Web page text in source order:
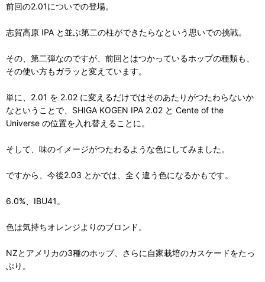
前回の2.01についでの登場。
志賀高原 IPA と並ぶ第二の柱ができたらなという思いでの挑戦。
その、第二弾なのですが、前回とはつかっているホップの種類も、
その使い方もガラッと変えています。
単に、2.01 を 2.02 に変えるだけではそのあたりがつたわらないか
なということで、SHIGA KOGEN IPA 2.02 と Cente of the
Universe の位置を入れ替えることに。
そして、味のイメージがつたわるような色にしてみました。
ですから、今後2.03 とかでは、全く違う色になるかもです。
6.0%、IBU41。
色は気持ちオレンジよりのブロンド。
NZとアメリカの3種のホップ、さらに自家栽培のカスケードをたっ
ぷり。